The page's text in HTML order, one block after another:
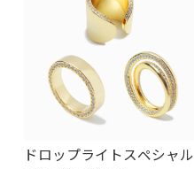
ドロップライトスペシャル